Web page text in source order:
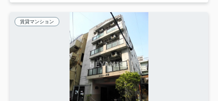
賃貸マンション